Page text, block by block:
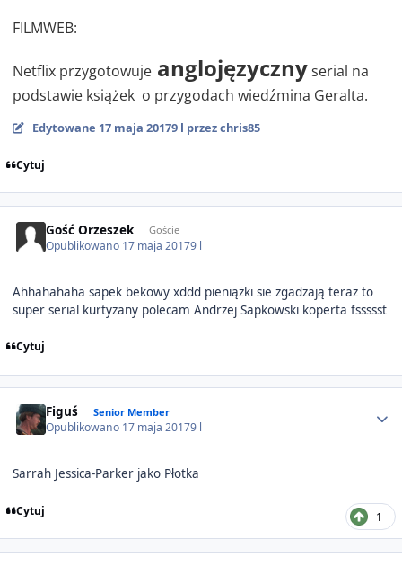
FILMWEB:
Netflix przygotowujeanglojęzycznyserial na
podstawie książek o przygodach wiedźmina Geralta.
Edytowane 17 maja 20179 l przez chris85
Cytuj
Gość Orzeszek Goście
Opublikowano 17 maja 20179 l
Ahhahahaha sapek bekowy xddd pieniążki sie zgadzają teraz to
super serial kurtyzany polecam Andrzej Sapkowski koperta fssssst
Cytuj
Figuś Senior Member
Opublikowano 17 maja 20179 l
Sarrah Jessica-Parker jako Płotka
Cytuj 1